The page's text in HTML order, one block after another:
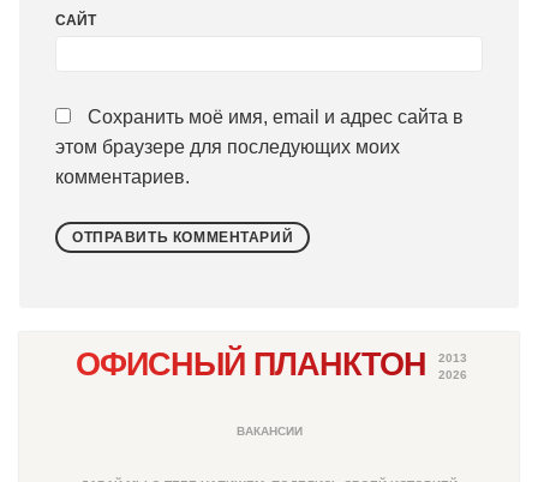
САЙТ
Сохранить моё имя, email и адрес сайта в
этом браузере для последующих моих
комментариев.
ОФИСНЫЙ ПЛАНКТОН
2013
2026
ВАКАНСИИ